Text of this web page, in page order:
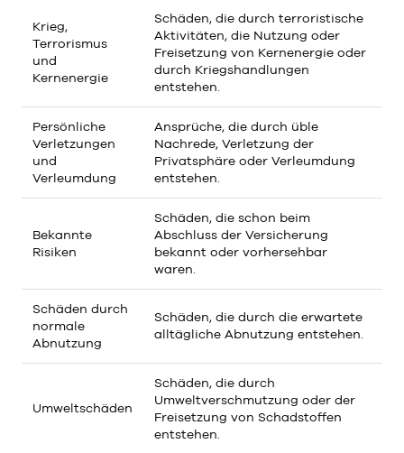
Krieg,
Terrorismus
und
Kernenergie
Schäden, die durch terroristische
Aktivitäten, die Nutzung oder
Freisetzung von Kernenergie oder
durch Kriegshandlungen
entstehen.
Persönliche
Verletzungen
und
Verleumdung
Ansprüche, die durch üble
Nachrede, Verletzung der
Privatsphäre oder Verleumdung
entstehen.
Bekannte
Risiken
Schäden, die schon beim
Abschluss der Versicherung
bekannt oder vorhersehbar
waren.
Schäden durch
normale
Abnutzung
Schäden, die durch die erwartete
alltägliche Abnutzung entstehen.
Umweltschäden
Schäden, die durch
Umweltverschmutzung oder der
Freisetzung von Schadstoffen
entstehen.